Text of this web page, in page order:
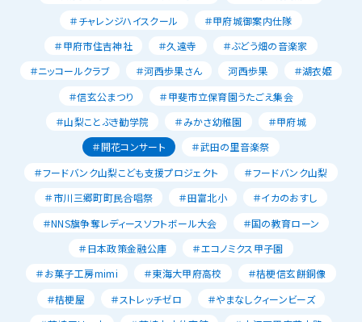
＃チャレンジハイスクール
＃甲府城御案内仕隊
＃甲府市住吉神社
＃久遠寺
＃ぶどう畑の音楽家
＃ニッコールクラブ
＃河西歩果さん 河西歩果
＃湖衣姫
＃信玄公まつり
＃甲斐市立保育園うたごえ集会
＃山梨ことぶき勧学院
＃みかさ幼稚園
＃甲府城
＃開花コンサート
＃武田の里音楽祭
＃フードバンク山梨こども支援プロジェクト
＃フードバンク山梨
＃市川三郷町町民合唱祭
＃田富北小
＃イカのおすし
＃NNS旗争奪レディースソフトボール大会
＃国の教育ローン
＃日本政策金融公庫
＃エコノミクス甲子園
＃お菓子工房mimi
＃東海大甲府高校
＃桔梗信玄餅銅像
＃桔梗屋
＃ストレッチゼロ
＃やまなしクィーンビーズ